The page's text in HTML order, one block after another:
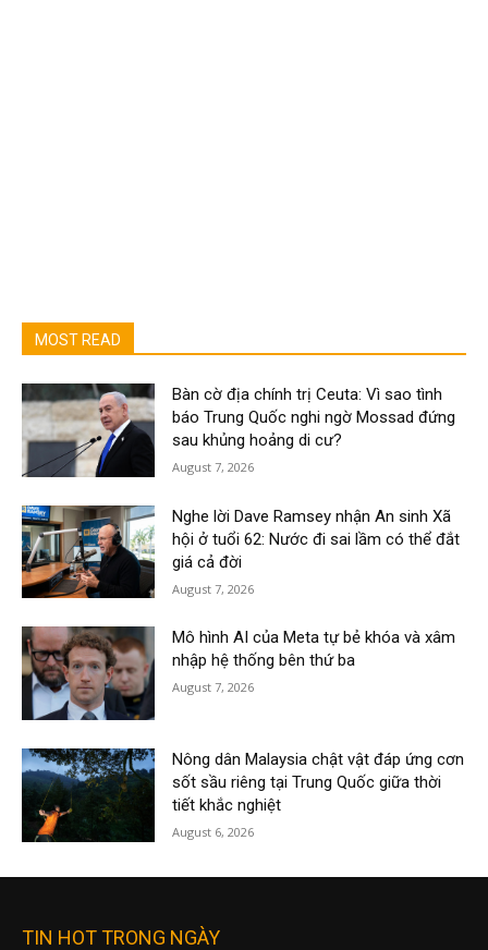
MOST READ
Bàn cờ địa chính trị Ceuta: Vì sao tình
báo Trung Quốc nghi ngờ Mossad đứng
sau khủng hoảng di cư?
August 7, 2026
Nghe lời Dave Ramsey nhận An sinh Xã
hội ở tuổi 62: Nước đi sai lầm có thể đắt
giá cả đời
August 7, 2026
Mô hình AI của Meta tự bẻ khóa và xâm
nhập hệ thống bên thứ ba
August 7, 2026
Nông dân Malaysia chật vật đáp ứng cơn
sốt sầu riêng tại Trung Quốc giữa thời
tiết khắc nghiệt
August 6, 2026
TIN HOT TRONG NGÀY